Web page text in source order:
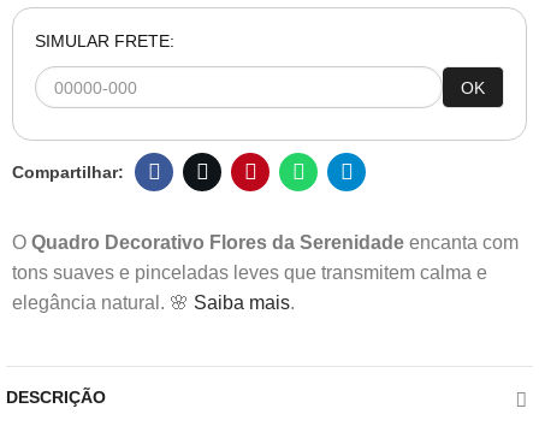
SIMULAR FRETE:
OK
O Quadro Decorativo Flores da Serenidade encanta com
tons suaves e pinceladas leves que transmitem calma e
elegância natural. 🌸 Saiba mais.
DESCRIÇÃO